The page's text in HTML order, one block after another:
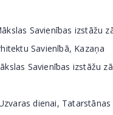
Savienības izstāžu
Savienībā, Kazaņa
Savienības izstāžu
dienai,